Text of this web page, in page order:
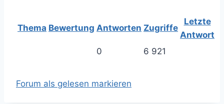
Thema Bewertung Antworten Zugriffe
Letzte
Antwort
0
6 921
Forum als gelesen markieren